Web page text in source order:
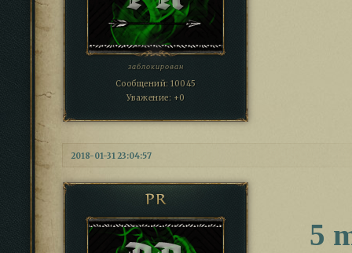
заблокирован
Сообщений: 10045
Уважение: +0
2018-01-31 23:04:57
PR
5